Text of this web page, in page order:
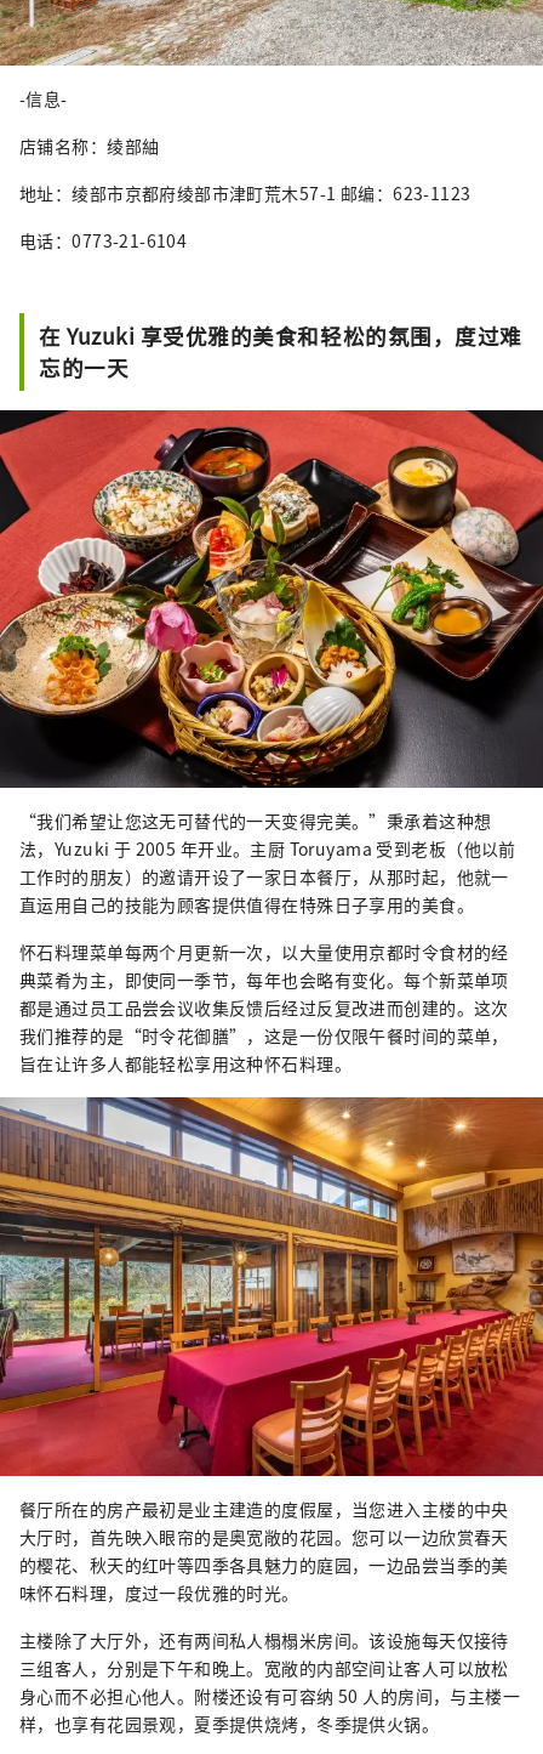
-信息-
店铺名称：绫部紬
地址：绫部市京都府绫部市津町荒木57-1 邮编：623-1123
电话：0773-21-6104
在 Yuzuki 享受优雅的美食和轻松的氛围，度过难
忘的一天
“我们希望让您这无可替代的一天变得完美。”秉承着这种想
法，Yuzuki 于 2005 年开业。主厨 Toruyama 受到老板（他以前
工作时的朋友）的邀请开设了一家日本餐厅，从那时起，他就一
直运用自己的技能为顾客提供值得在特殊日子享用的美食。
怀石料理菜单每两个月更新一次，以大量使用京都时令食材的经
典菜肴为主，即使同一季节，每年也会略有变化。每个新菜单项
都是通过员工品尝会议收集反馈后经过反复改进而创建的。这次
我们推荐的是“时令花御膳”，这是一份仅限午餐时间的菜单，
旨在让许多人都能轻松享用这种怀石料理。
餐厅所在的房产最初是业主建造的度假屋，当您进入主楼的中央
大厅时，首先映入眼帘的是奥宽敞的花园。您可以一边欣赏春天
的樱花、秋天的红叶等四季各具魅力的庭园，一边品尝当季的美
味怀石料理，度过一段优雅的时光。
主楼除了大厅外，还有两间私人榻榻米房间。该设施每天仅接待
三组客人，分别是下午和晚上。宽敞的内部空间让客人可以放松
身心而不必担心他人。附楼还设有可容纳 50 人的房间，与主楼一
样，也享有花园景观，夏季提供烧烤，冬季提供火锅。